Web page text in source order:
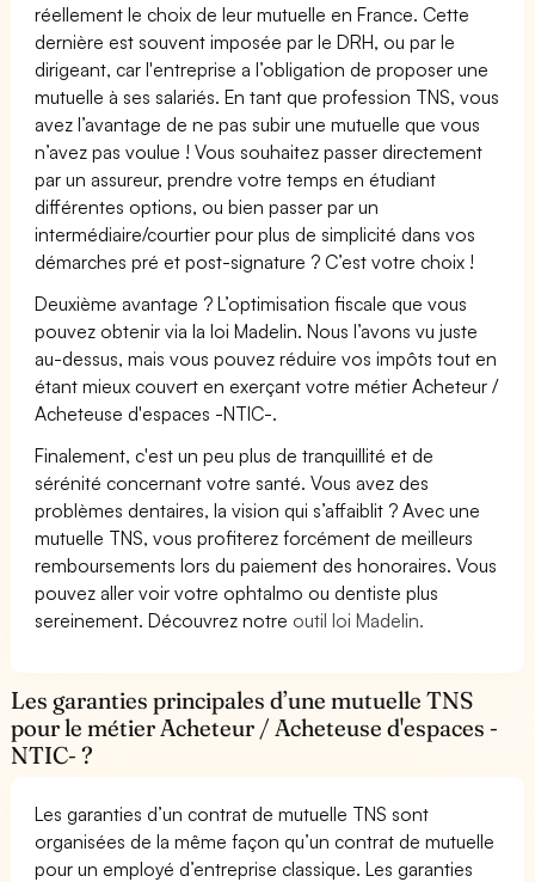
réellement le choix de leur mutuelle en France. Cette
dernière est souvent imposée par le DRH, ou par le
dirigeant, car l'entreprise a l’obligation de proposer une
mutuelle à ses salariés. En tant que profession TNS, vous
avez l’avantage de ne pas subir une mutuelle que vous
n’avez pas voulue ! Vous souhaitez passer directement
par un assureur, prendre votre temps en étudiant
différentes options, ou bien passer par un
intermédiaire/courtier pour plus de simplicité dans vos
démarches pré et post-signature ? C’est votre choix !
Deuxième avantage ? L’optimisation fiscale que vous
pouvez obtenir via la loi Madelin. Nous l’avons vu juste
au-dessus, mais vous pouvez réduire vos impôts tout en
étant mieux couvert en exerçant votre métier Acheteur /
Acheteuse d'espaces -NTIC-.
Finalement, c'est un peu plus de tranquillité et de
sérénité concernant votre santé. Vous avez des
problèmes dentaires, la vision qui s’affaiblit ? Avec une
mutuelle TNS, vous profiterez forcément de meilleurs
remboursements lors du paiement des honoraires. Vous
pouvez aller voir votre ophtalmo ou dentiste plus
sereinement. Découvrez notre outil loi Madelin.
Les garanties principales d’une mutuelle TNS
pour le métier Acheteur / Acheteuse d'espaces -
NTIC- ?
Les garanties d’un contrat de mutuelle TNS sont
organisées de la même façon qu’un contrat de mutuelle
pour un employé d’entreprise classique. Les garanties